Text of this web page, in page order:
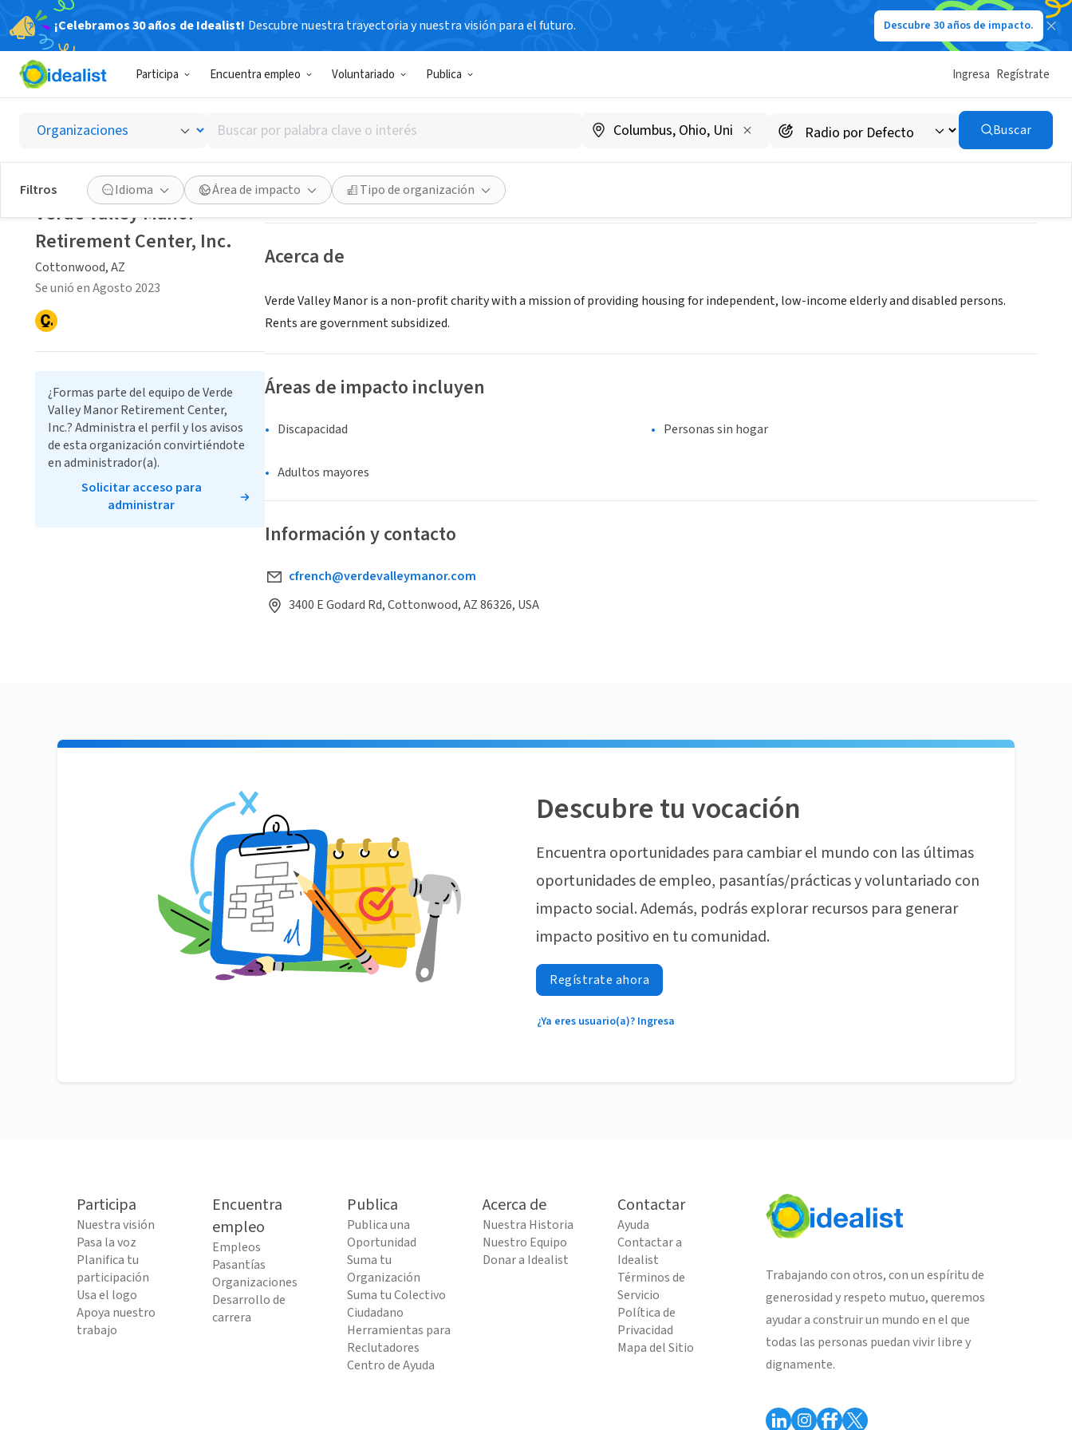
¡Celebramos 30 años de Idealist! Descubre nuestra trayectoria y nuestra visión para el futuro. Descubre 30 años de impacto.
Participa Encuentra empleo Voluntariado Publica Ingresa Regístrate
Buscar
por
palabra
clave
o
interés
Buscar
Filtros Idioma Área de impacto Tipo de organización
Verde Valley Manor Retirement Center, Inc.
Cottonwood, AZ|www.verdevalleymanor.com
Guardar Compartir
Acerca de
Verde Valley Manor is a non-profit charity with a mission of providing housing for independent, low-income elderly and disabled persons.
Rents are government subsidized.
Áreas de impacto incluyen
Discapacidad Personas sin hogar
Adultos mayores
Información y contacto
cfrench@verdevalleymanor.com
3400 E Godard Rd, Cottonwood, AZ 86326, USA
Verde Valley Manor
Retirement Center, Inc.
Cottonwood, AZ
Se unió en Agosto 2023
¿Formas parte del equipo de Verde
Valley Manor Retirement Center,
Inc.? Administra el perfil y los avisos
de esta organización convirtiéndote
en administrador(a).
Solicitar acceso para
administrar
Descubre tu vocación
Encuentra oportunidades para cambiar el mundo con las últimas
oportunidades de empleo, pasantías/prácticas y voluntariado con
impacto social. Además, podrás explorar recursos para generar
impacto positivo en tu comunidad.
Regístrate ahora
¿Ya eres usuario(a)? Ingresa
Participa
Nuestra visión
Pasa la voz
Planifica tu
participación
Usa el logo
Apoya nuestro
trabajo
Encuentra
empleo
Empleos
Pasantías
Organizaciones
Desarrollo de
carrera
Publica
Publica una
Oportunidad
Suma tu
Organización
Suma tu Colectivo
Ciudadano
Herramientas para
Reclutadores
Centro de Ayuda
Acerca de
Nuestra Historia
Nuestro Equipo
Donar a Idealist
Contactar
Ayuda
Contactar a
Idealist
Términos de
Servicio
Política de
Privacidad
Mapa del Sitio
Trabajando con otros, con un espíritu de
generosidad y respeto mutuo, queremos
ayudar a construir un mundo en el que
todas las personas puedan vivir libre y
dignamente.